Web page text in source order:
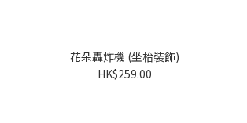
花朵轟炸機 (坐枱裝飾)
HK$259.00